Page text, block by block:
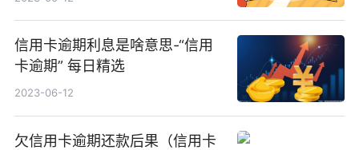
信用卡逾期利息是啥意思-“信用
卡逾期” 每日精选
2023-06-12
欠信用卡逾期还款后果（信用卡